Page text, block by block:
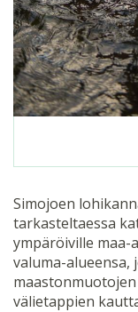
Simojoen
tarkasteltaessa
ympäröiville maa-
valuma-alueensa,
välietappien